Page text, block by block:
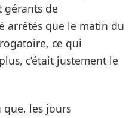
de
arrêtés que le matin du
ce qui
c’était justement le
les jours